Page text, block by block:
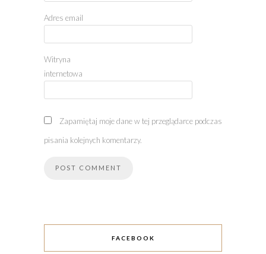
Adres email
Witryna
internetowa
Zapamiętaj moje dane w tej przeglądarce podczas
pisania kolejnych komentarzy.
FACEBOOK